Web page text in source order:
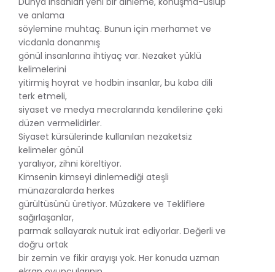
ve anlama
söylemine muhtaç. Bunun için merhamet ve
vicdanla donanmış
gönül insanlarına ihtiyaç var. Nezaket yüklü
kelimelerini
yitirmiş hoyrat ve hodbin insanlar, bu kaba dili
terk etmeli,
siyaset ve medya mecralarında kendilerine çeki
düzen vermelidirler.
Siyaset kürsülerinde kullanılan nezaketsiz
kelimeler gönül
yaralıyor, zihni köreltiyor.
Kimsenin kimseyi dinlemediği ateşli
münazaralarda herkes
gürültüsünü üretiyor. Müzakere ve Tekliflere
sağırlaşanlar,
parmak sallayarak nutuk irat ediyorlar. Değerli ve
doğru ortak
bir zemin ve fikir arayışı yok. Her konuda uzman